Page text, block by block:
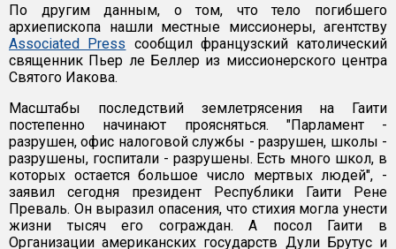
По другим данным, о том, что тело погибшего
архиепископа нашли местные миссионеры, агентству
Associated Press сообщил французский католический
священник Пьер ле Беллер из миссионерского центра
Святого Иакова.
Масштабы последствий землетрясения на Гаити
постепенно начинают проясняться. "Парламент -
разрушен, офис налоговой службы - разрушен, школы -
разрушены, госпитали - разрушены. Есть много школ, в
которых остается большое число мертвых людей", -
заявил сегодня президент Республики Гаити Рене
Преваль. Он выразил опасения, что стихия могла унести
жизни тысяч его сограждан. А посол Гаити в
Организации американских государств Дули Брутус и